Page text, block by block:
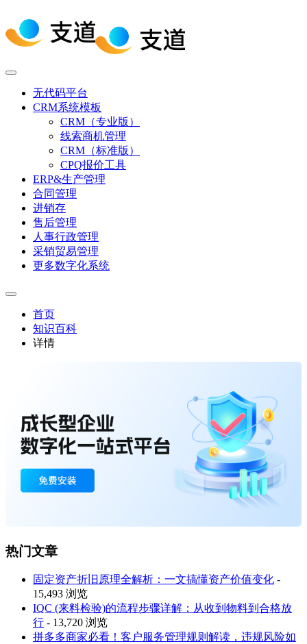
无代码平台
CRM系统模板
CRM（专业版）
线索商机管理
CRM（标准版）
CPQ报价工具
ERP&生产管理
合同管理
进销存
售后管理
人事行政管理
采销贸易管理
更多数字化系统
首页
知识百科
详情
热门文章
固定资产折旧原理全解析：一文搞懂资产价值变化 -
15,493 浏览
IQC (来料检验)的流程步骤详解：从收到物料到合格放
行 - 13,720 浏览
拼多多商家必看！客户服务管理规则解读，违规风险如